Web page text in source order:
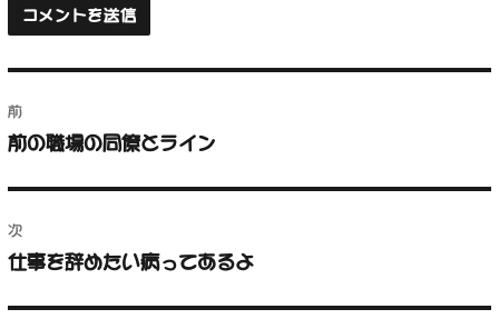
稿
ゲ
前
前
稿:
前の職場の同僚とライン
次
次
仕事を辞めたい病ってあるよ